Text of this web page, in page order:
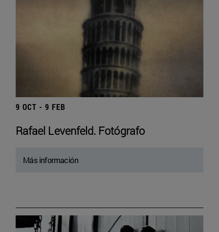
9 OCT - 9 FEB
Rafael Levenfeld. Fotógrafo
Más información